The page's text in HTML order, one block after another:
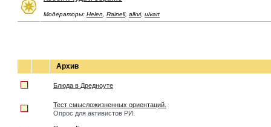
Модераторы: Helen Rainell, alkvi, ulvart
Архив
Блюда в Дредноуте
Тест смысложизненных ориентаций.
Опрос для активистов РИ.